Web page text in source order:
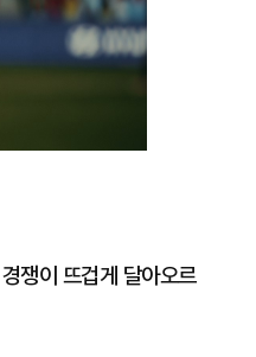
쟁이 뜨겁게 달아오르